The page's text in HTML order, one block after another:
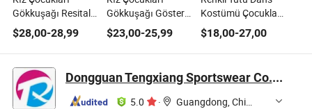
Gökkuşağı Resital
Dans Kostümü Bale
Dans Tutu Dans
Kıyafeti
$28,00-28,99
Gökkuşağı Gösteri
Dans Kostümü
Performans Dans
Kıyafeti Bale Tütü
$23,00-25,99
Kostümü Çocuklar
için Sahne
Performansı Giyimi
Toplu
$18,00-27,00
Dongguan Tengxiang Sportswear Co., Ltd.
5.0 · Guangdong, China